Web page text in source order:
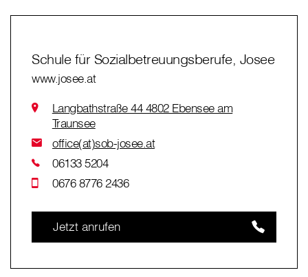
Schule für Sozialbetreuungsberufe, Josee
www.josee.at
Langbathstraße 44 4802 Ebensee am
Traunsee
office(at)sob-josee.at
06133 5204
0676 8776 2436
Jetzt anrufen